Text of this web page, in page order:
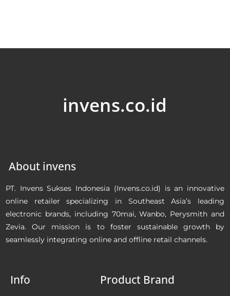
invens.co.id
About invens
PT. Invens Sukses Indonesia (Invens.co.id) is an innovative
online retailer specializing in Southeast Asia’s leading
electronic brands, including 70mai, Wanbo, Perysmith and
Zevia. Our mission is to foster sustainable growth by
seamlessly integrating online and offline retail channels.
Info Product Brand